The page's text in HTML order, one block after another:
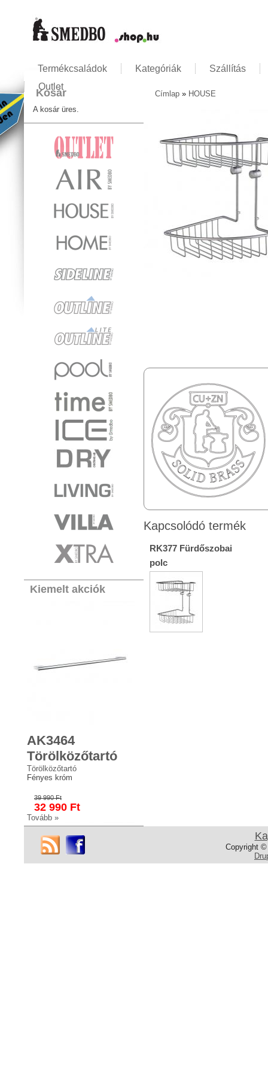
Termékcsaládok Kategóriák
Szállítás
Outlet
Kosár
A kosár üres.
Kiemelt akciók
AK3464
Törölközőtartó
Törölközőtartó
Fényes króm
39 990 Ft
32 990 Ft
Tovább »
Jelenlegi hely
Címlap » HOUSE
Kapcsolódó termék
RK377 Fürdőszobai
polc
Copyright ©